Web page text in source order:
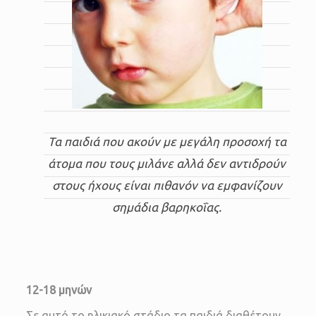
Τα παιδιά που ακούν με μεγάλη προσοχή τα
άτομα που τους μιλάνε αλλά δεν αντιδρούν
στους ήχους είναι πιθανόν να εμφανίζουν
σημάδια βαρηκοΐας.
12-18 μηνών